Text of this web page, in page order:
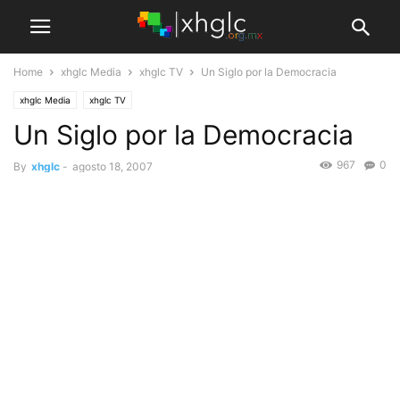
Home xhglc Media xhglc TV Un Siglo por la Democracia
xhglc Media xhglc TV
Un Siglo por la Democracia
By xhglc - agosto 18, 2007 0
967